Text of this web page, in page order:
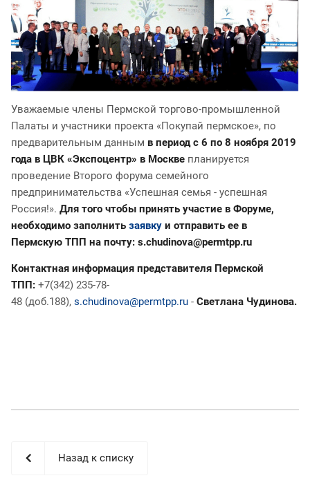
Уважаемые члены Пермской торгово-промышленной
Палаты и участники проекта «Покупай пермское», по
предварительным данным в период с 6 по 8 ноября 2019
года в ЦВК «Экспоцентр» в Москве планируется
проведение Второго форума семейного
предпринимательства «Успешная семья - успешная
Россия!». Для того чтобы принять участие в Форуме,
необходимо заполнить заявку и отправить ее в
Пермскую ТПП на почту: s.chudinova@permtpp.ru
Контактная информация представителя Пермской
ТПП: +7(342) 235-78-
48 (доб.188), s.chudinova@permtpp.ru - Светлана Чудинова.
Назад к списку